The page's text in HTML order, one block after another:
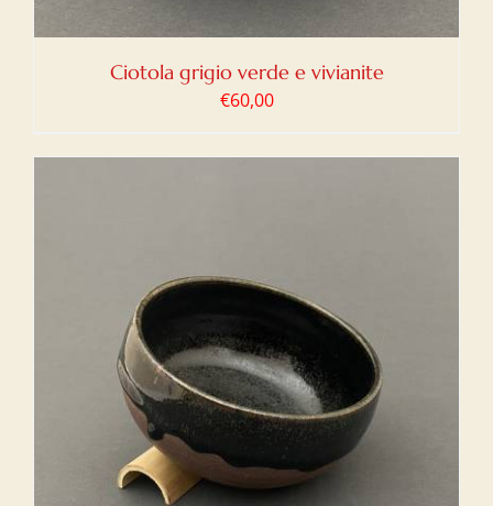
Ciotola grigio verde e vivianite
€60,00